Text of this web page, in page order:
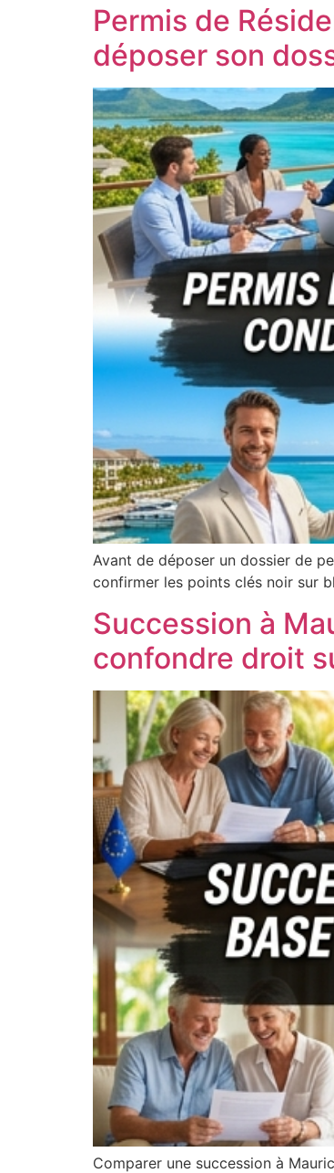
Permis de
déposer son
Avant de déposer un dossier de
confirmer les points clés noir sur
Succession à
confondre droit
Comparer une succession à